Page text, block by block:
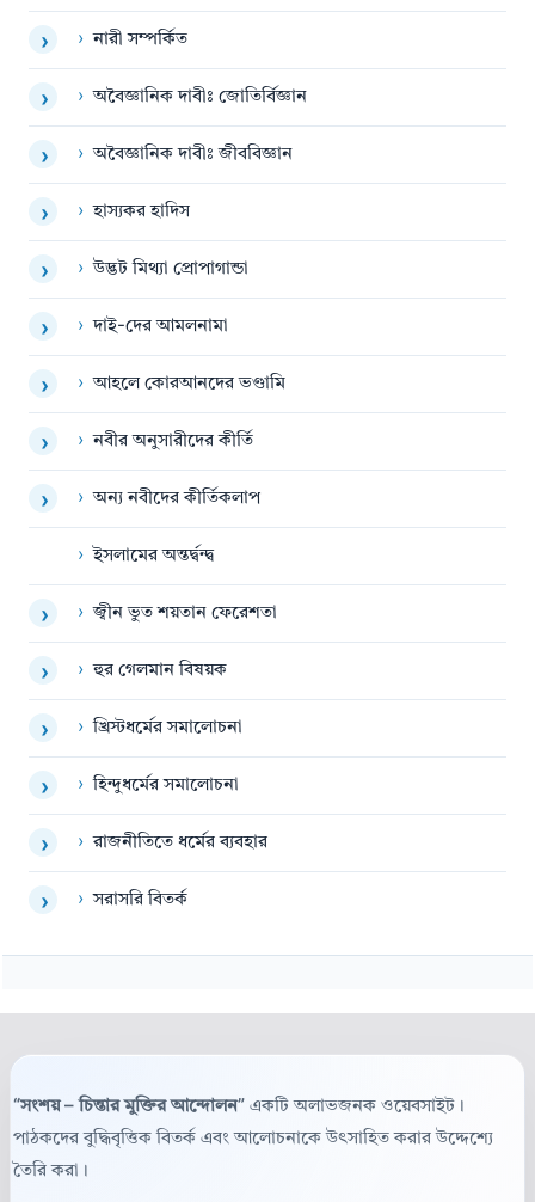
› › নারী সম্পর্কিত
› › অবৈজ্ঞানিক দাবীঃ জোতির্বিজ্ঞান
› › অবৈজ্ঞানিক দাবীঃ জীববিজ্ঞান
› › হাস্যকর হাদিস
› › উদ্ভট মিথ্যা প্রোপাগান্ডা
› › দাই-দের আমলনামা
› › আহলে কোরআনদের ভণ্ডামি
› › নবীর অনুসারীদের কীর্তি
› › অন্য নবীদের কীর্তিকলাপ
› ইসলামের অন্তর্দ্বন্দ্ব
› › জ্বীন ভুত শয়তান ফেরেশতা
› › হুর গেলমান বিষয়ক
› › খ্রিস্টধর্মের সমালোচনা
› › হিন্দুধর্মের সমালোচনা
› › রাজনীতিতে ধর্মের ব্যবহার
› › সরাসরি বিতর্ক
“সংশয় – চিন্তার মুক্তির আন্দোলন” একটি অলাভজনক ওয়েবসাইট।
পাঠকদের বুদ্ধিবৃত্তিক বিতর্ক এবং আলোচনাকে উৎসাহিত করার উদ্দেশ্যে
তৈরি করা।